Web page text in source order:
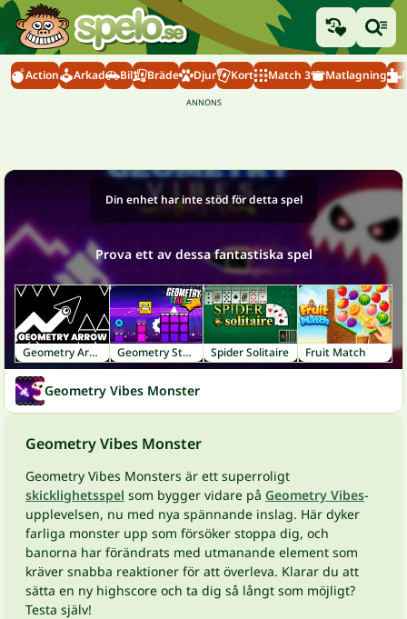
Action Arkad Bil Bräde Djur Kort Match 3 Matlagning
Din enhet har inte stöd för detta spel
Prova ett av dessa fantastiska spel
Geometry Arrow Geometry Stars Spider Solitaire Fruit Match
Geometry Vibes Monster
Geometry Vibes Monster
Geometry Vibes Monsters är ett superroligt
skicklighetsspel som bygger vidare på Geometry Vibes-
upplevelsen, nu med nya spännande inslag. Här dyker
farliga monster upp som försöker stoppa dig, och
banorna har förändrats med utmanande element som
kräver snabba reaktioner för att överleva. Klarar du att
sätta en ny highscore och ta dig så långt som möjligt?
Testa själv!